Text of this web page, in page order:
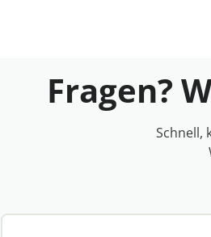
Fragen?
Schnell,